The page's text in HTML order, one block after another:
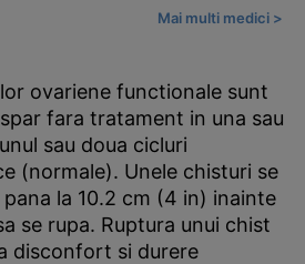
Mai multi medici >
ovariene functionale sunt
fara tratament in una sau
sau doua cicluri
(normale). Unele chisturi se
la 10.2 cm (4 in) inainte
se rupa. Ruptura unui chist
disconfort si durere